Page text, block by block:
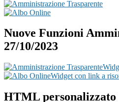
Nuove Funzioni
27/10/2023
Widget con link a
HTML personalizzato